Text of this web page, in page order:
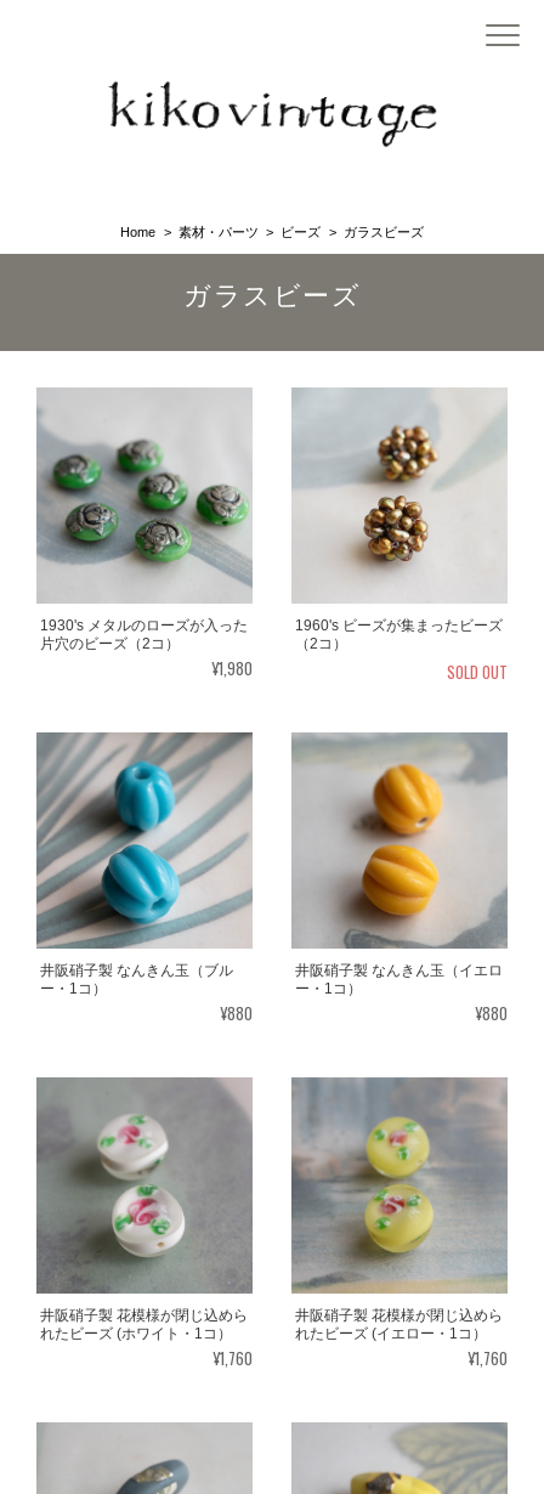
Home 素材・パーツ ビーズ ガラスビーズ
ガラスビーズ
1930's メタルのローズが入った
片穴のビーズ（2コ）
¥1,980
1960's ビーズが集まったビーズ
（2コ）
SOLD OUT
井阪硝子製 なんきん玉（ブル
ー・1コ）
¥880
井阪硝子製 なんきん玉（イエロ
ー・1コ）
¥880
井阪硝子製 花模様が閉じ込めら
れたビーズ (ホワイト・1コ）
¥1,760
井阪硝子製 花模様が閉じ込めら
れたビーズ (イエロー・1コ）
¥1,760